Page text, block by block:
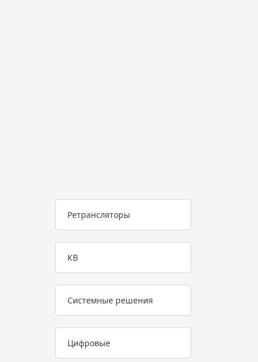
Ретрансляторы
КВ
Системные решения
Цифровые